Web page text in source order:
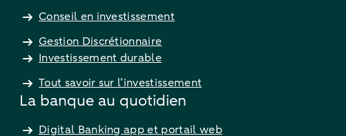
Conseil en investissement
Gestion Discrétionnaire
Investissement durable
Tout savoir sur l’investissement
La banque au quotidien
Digital Banking app et portail web